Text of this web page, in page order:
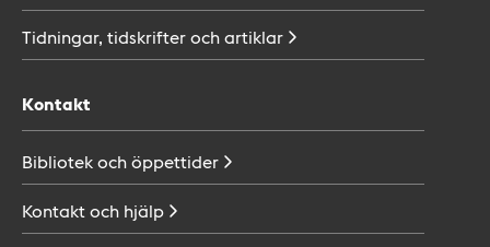
Tidningar, tidskrifter ochartiklar
Kontakt
Bibliotek ochöppettider
Kontakt och hjälp